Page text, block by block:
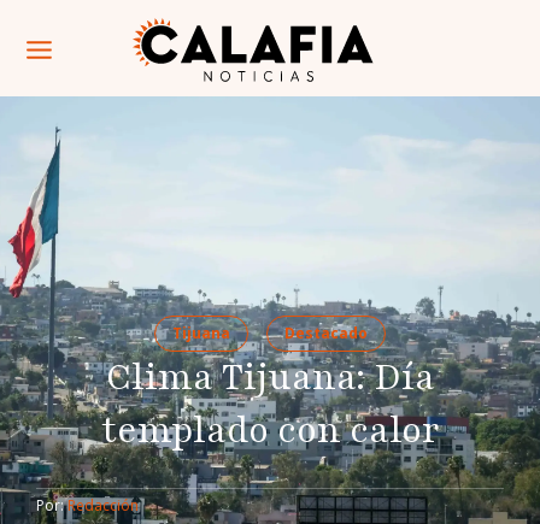
Tijuana Destacado
Clima Tijuana: Día
templado con calor
Por: Redacción